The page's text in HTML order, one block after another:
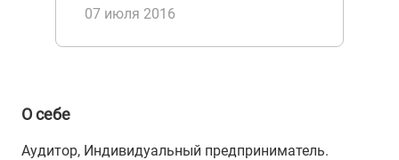
07 июля 2016
О себе
Аудитор, Индивидуальный предприниматель.